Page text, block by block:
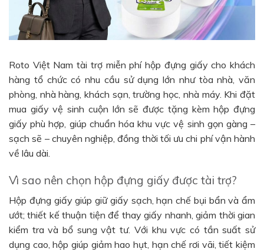
Roto Việt Nam tài trợ miễn phí hộp đựng giấy cho khách
hàng tổ chức có nhu cầu sử dụng lớn như tòa nhà, văn
phòng, nhà hàng, khách sạn, trường học, nhà máy. Khi đặt
mua giấy vệ sinh cuộn lớn sẽ được tặng kèm hộp đựng
giấy phù hợp, giúp chuẩn hóa khu vực vệ sinh gọn gàng –
sạch sẽ – chuyên nghiệp, đồng thời tối ưu chi phí vận hành
về lâu dài.
Vì sao nên chọn hộp đựng giấy được tài trợ?
Hộp đựng giấy giúp giữ giấy sạch, hạn chế bụi bẩn và ẩm
ướt; thiết kế thuận tiện để thay giấy nhanh, giảm thời gian
kiểm tra và bổ sung vật tư. Với khu vực có tần suất sử
dụng cao, hộp giúp giảm hao hụt, hạn chế rơi vãi, tiết kiệm